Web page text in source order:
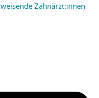
Zahnärzt:innen